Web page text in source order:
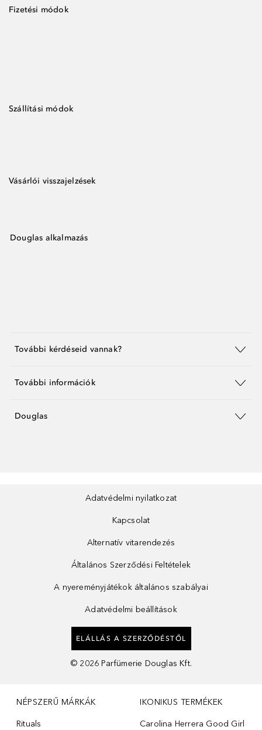
Fizetési módok
Szállítási módok
Vásárlói visszajelzések
Douglas alkalmazás
További kérdéseid vannak?
További információk
Douglas
Adatvédelmi nyilatkozat
Kapcsolat
Alternatív vitarendezés
Általános Szerződési Feltételek
A nyereményjátékok általános szabályai
Adatvédelmi beállítások
ELÁLLÁS A SZERZŐDÉSTŐL
© 2026 Parfümerie Douglas Kft.
NÉPSZERŰ MÁRKÁK
Rituals
IKONIKUS TERMÉKEK
Carolina Herrera Good Girl